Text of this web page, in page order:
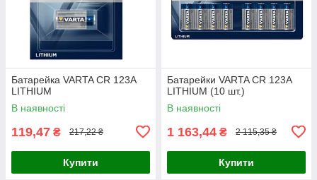
Батарейка VARTA CR 123A
LITHIUM
В наявності
119,47 ₴ 217,22 ₴
Купити
Батарейки VARTA CR 123A
LITHIUM (10 шт.)
В наявності
1 163,44 ₴ 2 115,35 ₴
Купити